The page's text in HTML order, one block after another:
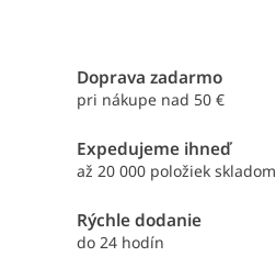
Doprava zadarmo
pri nákupe nad 50 €
Expedujeme ihneď
až 20 000 položiek skladom
Rýchle dodanie
do 24 hodín